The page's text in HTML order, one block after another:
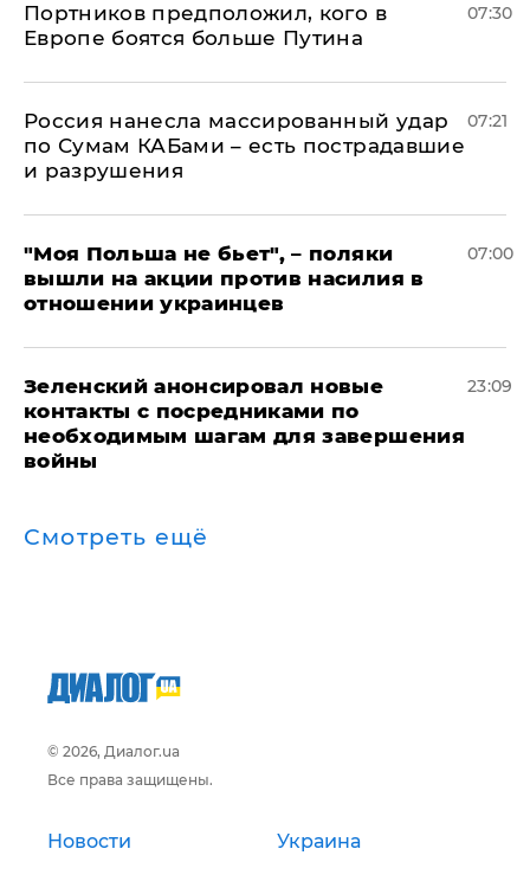
Портников предположил, кого в
Европе боятся больше Путина
07:30
Россия нанесла массированный удар
по Сумам КАБами – есть пострадавшие
и разрушения
07:21
"Моя Польша не бьет", – поляки
вышли на акции против насилия в
отношении украинцев
07:00
Зеленский анонсировал новые
контакты с посредниками по
необходимым шагам для завершения
войны
23:09
Смотреть ещё
© 2026, Диалог.ua
Все права защищены.
Новости Украина